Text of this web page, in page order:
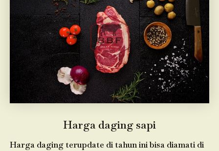
Harga daging sapi
Harga daging terupdate di tahun ini bisa diamati di